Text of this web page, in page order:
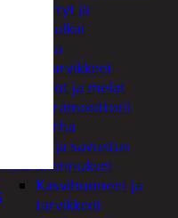
Tukkikärryt ja
juontopulkat
Veneet ja
veneilytarvikkeet
Airot ja melat
Perämoottorit
ja puutarha
Grillaus ja savustus
Piharakennukset
Kasvihuoneet ja
tarvikkeet